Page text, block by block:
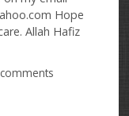
Hope
Allah Hafiz